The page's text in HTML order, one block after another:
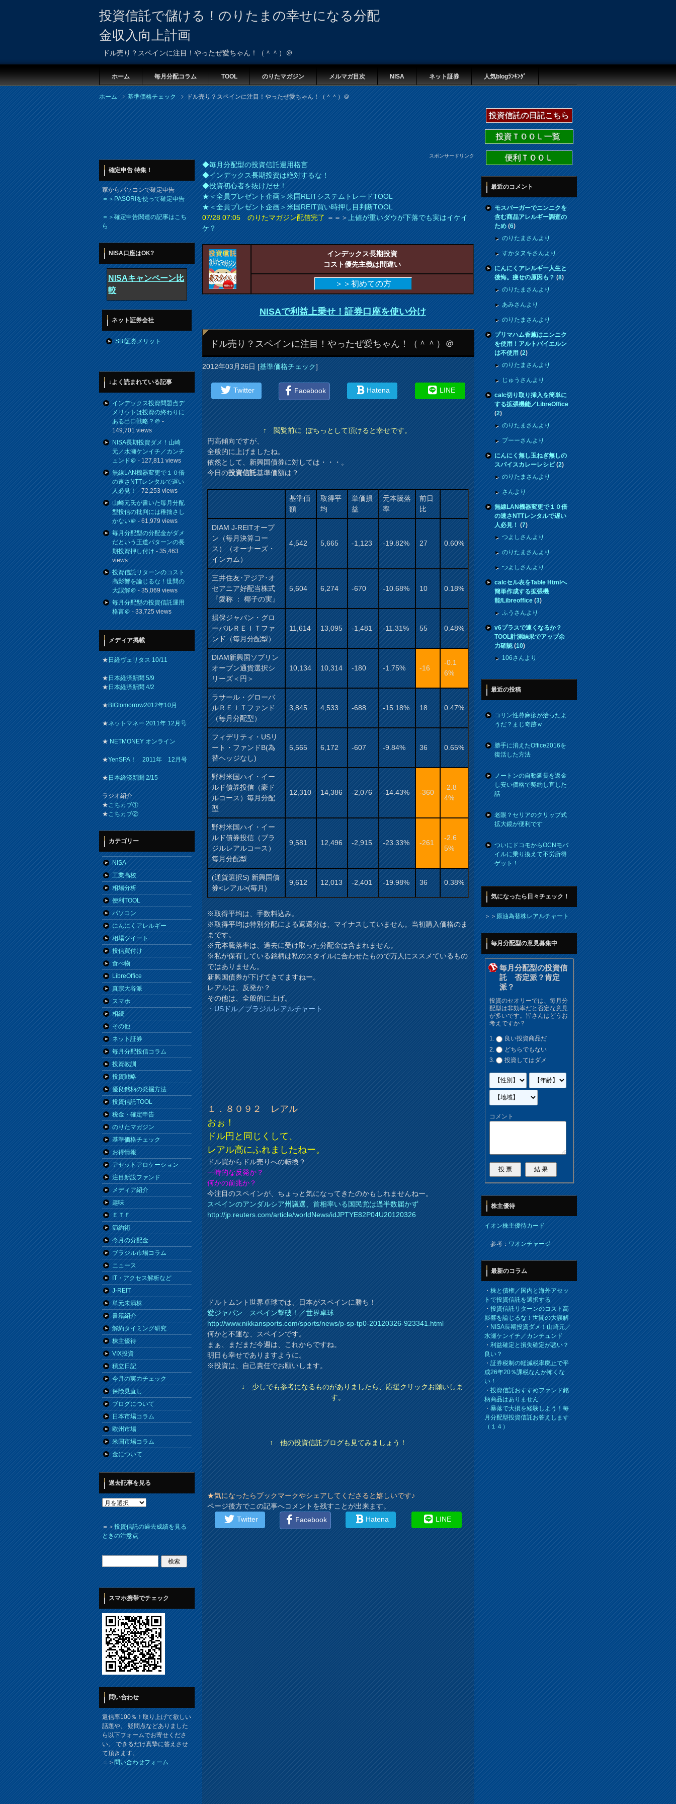
投資信託で儲ける！のりたまの幸せになる分配
金収入向上計画
ドル売り？スペインに注目！やったぜ愛ちゃん！（＾＾）＠
ホーム 毎月分配コラム TOOL のりたマガジン メルマガ目次 NISA ネット証券 人気blogﾗﾝｷﾝｸﾞ
ホーム 基準価格チェック ドル売り？スペインに注目！やったぜ愛ちゃん！（＾＾）＠
スポンサードリンク
◆毎月分配型の投資信託運用格言
◆インデックス長期投資は絶対するな！
◆投資初心者を抜けだせ！
★＜全員プレゼント企画＞米国REITシステムトレードTOOL
★＜全員プレゼント企画＞米国REIT買い時押し目判断TOOL
07/28 07:05 のりたマガジン配信完了＝＝＞上値が重いダウが下落でも実はイケイ
ケ？
インデックス長期投資
コスト優先主義は間違い
＞＞初めての方
NISAで利益上乗せ！証券口座を使い分け
ドル売り？スペインに注目！やったぜ愛ちゃん！（＾＾）＠
2012年03月26日[基準価格チェック]
Twitter Facebook Hatena LINE
↑ 閲覧前に ぽちっとして頂けると幸せです。
円高傾向ですが、
全般的に上げましたね。
依然として、新興国債券に対しては・・・。
今日の投資信託基準価額は？
基準価
額
取得平
均
単価損
益
元本騰落
率
前日
比
DIAM J-REITオープ
ン（毎月決算コー
ス）（オーナーズ・
インカム）
4,542 5,665 -1,123 -19.82% 27 0.60%
三井住友･アジア･オ
セアニア好配当株式
『愛称 ： 椰子の実』
5,604 6,274 -670 -10.68% 10 0.18%
損保ジャパン・グロ
ーバルＲＥＩＴファ
ンド（毎月分配型）
11,614 13,095 -1,481 -11.31% 55 0.48%
DIAM新興国ソブリン
オープン通貨選択シ
リーズ＜円＞
10,134 10,314 -180 -1.75% -16
-0.1
6%
ラサール・グローバ
ルＲＥＩＴファンド
（毎月分配型）
3,845 4,533 -688 -15.18% 18 0.47%
フィデリティ・USリ
ート・ファンドB(為
替ヘッジなし)
5,565 6,172 -607 -9.84% 36 0.65%
野村米国ハイ・イー
ルド債券投信（豪ド
ルコース）毎月分配
型
12,310 14,386 -2,076 -14.43% -360
-2.8
4%
野村米国ハイ・イー
ルド債券投信（ブラ
ジルレアルコース）
毎月分配型
9,581 12,496 -2,915 -23.33% -261
-2.6
5%
(通貨選択S) 新興国債
券<レアル>(毎月)
9,612 12,013 -2,401 -19.98% 36 0.38%
※取得平均は、手数料込み。
※取得平均は特別分配による返還分は、マイナスしていません。当初購入価格のま
まです。
※元本騰落率は、過去に受け取った分配金は含まれません。
※私が保有している銘柄は私のスタイルに合わせたもので万人にススメているもの
ではありません。
新興国債券が下げてきてますねー。
レアルは、反発か？
その他は、全般的に上げ。
・USドル／ブラジルレアルチャート
１．８０９２ レアル
おぉ！
ドル円と同じくして、
レアル高にふれましたねー。
ドル買からドル売りへの転換？
一時的な反発か？
何かの前兆か？
今注目のスペインが、ちょっと気になってきたのかもしれませんねー。
スペインのアンダルシア州議選、首相率いる国民党は過半数届かず
http://jp.reuters.com/article/worldNews/idJPTYE82P04U20120326
ドルトムント世界卓球では、日本がスペインに勝ち！
愛ジャパン スペイン撃破！／世界卓球
http://www.nikkansports.com/sports/news/p-sp-tp0-20120326-923341.html
何かと不運な、スペインです。
まぁ、まだまだ今週は、これからですね。
明日も幸せでありますように。
※投資は、自己責任でお願いします。
↓ 少しでも参考になるものがありましたら、応援クリックお願いしま
す。
↑ 他の投資信託ブログも見てみましょう！
★気になったらブックマークやシェアしてくださると嬉しいです♪
ページ後方でこの記事へコメントを残すことが出来ます。
Twitter
Facebook Hatena LINE
確定申告 特集！
家からパソコンで確定申告
＝＞PASORIを使って確定申告
＝＞確定申告関連の記事はこち
ら
NISA口座はOK?
NISAキャンペーン比
較
ネット証券会社
SBI証券メリット
↓よく読まれている記事
インデックス投資問題点デ
メリットは投資の終わりに
ある出口戦略？＠-
149,701 views
NISA長期投資ダメ！山崎
元／水瀬ケンイチ／カンチ
ュンド＠- 127,811 views
無線LAN機器変更で１０倍
の速さNTTレンタルで遅い
人必見！- 72,253 views
山崎元氏が書いた毎月分配
型投信の批判には稚拙さし
かない＠- 61,979 views
毎月分配型の分配金がダメ
だという王道パターンの長
期投資押し付け- 35,463
views
投資信託リターンのコスト
高影響を論じるな！世間の
大誤解＠- 35,069 views
毎月分配型の投資信託運用
格言＠- 33,725 views
メディア掲載
★日経ヴェリタス 10/11
★日本経済新聞 5/9
★日本経済新聞 4/2
★BIGtomorrow2012年10月
★ネットマネー 2011年 12月号
★NETMONEY オンライン
★YenSPA！ 2011年 12月号
★日本経済新聞 2/15
ラジオ紹介
★こちカブ①
★こちカブ②
カテゴリー
NISA
工業高校
相場分析
便利TOOL
パソコン
にんにくアレルギー
相場ツイート
投信買付け
食べ物
LibreOffice
真宗大谷派
スマホ
相続
その他
ネット証券
毎月分配投信コラム
投資教訓
投資戦略
優良銘柄の発掘方法
投資信託TOOL
税金・確定申告
のりたマガジン
基準価格チェック
お得情報
アセットアロケーション
注目新設ファンド
メディア紹介
趣味
ＥＴＦ
節約術
今月の分配金
ブラジル市場コラム
ニュース
IT・アクセス解析など
J-REIT
単元未満株
書籍紹介
解約タイミング研究
株主優待
VIX投資
積立日記
今月の実力チェック
保険見直し
ブログについて
日本市場コラム
欧州市場
米国市場コラム
金について
過去記事を見る
＝＞投資信託の過去成績を見る
ときの注意点
スマホ携帯でチェック
問い合わせ
返信率100％！取り上げて欲しい
話題や、 疑問点などありました
ら以下フォームでお寄せくださ
い。 できるだけ真摯に答えさせ
て頂きます。
＝＞問い合わせフォーム
投資信託の日記こちら
投資ＴＯＯＬ一覧
便利ＴＯＯＬ
最近のコメント
モスバーガーでニンニクを
含む商品アレルギー調査の
ため(6)
のりたまさんより
すかタヌキさんより
にんにくアレルギー人生と
後悔。痩せの原因も？(8)
のりたまさんより
あみさんより
のりたまさんより
プリマハム香薫はニンニク
を使用！アルトバイエルン
は不使用(2)
のりたまさんより
じゅうさんより
calc切り取り挿入を簡単に
する拡張機能／LibreOffice
(2)
のりたまさんより
プーーさんより
にんにく無し玉ねぎ無しの
スパイスカレーレシピ(2)
のりたまさんより
さんより
無線LAN機器変更で１０倍
の速さNTTレンタルで遅い
人必見！(7)
つよしさんより
のりたまさんより
つよしさんより
calcセル表をTable Htmlへ
簡単作成する拡張機
能/Libreoffice(3)
ふうさんより
v6プラスで速くなるか？
TOOL計測結果でアップ余
力確認(10)
106さんより
最近の投稿
コリン性蕁麻疹が治ったよ
うだ？まじ奇跡ｗ
勝手に消えたOffice2016を
復活した方法
ノートンの自動延長を返金
し安い価格で契約し直した
話
老眼？セリアのクリップ式
拡大鏡が便利です
ついにドコモからOCNモバ
イルに乗り換えて不労所得
ゲット！
気になったら日々チェック！
＞＞原油為替株レアルチャート
毎月分配型の意見募集中
毎月分配型の投資信
託 否定派？肯定
派？
投資のセオリーでは、毎月分
配型は非効率だと否定な意見
が多いです。皆さんはどうお
考えですか？
良い投資商品だ
どちらでもない
投資してはダメ
コメント
株主優待
イオン株主優待カード
参考：ワオンチャージ
最新のコラム
・株と債権／国内と海外アセッ
トで投資信託を選択する
・投資信託リターンのコスト高
影響を論じるな！世間の大誤解
・NISA長期投資ダメ！山崎元／
水瀬ケンイチ／カンチュンド
・利益確定と損失確定が悪い？
良い？
・証券税制の軽減税率廃止で平
成26年20％課税なんか怖くな
い！
・投資信託おすすめファンド銘
柄商品はありません
・暴落で大損を経験しよう！毎
月分配型投資信託お答えします
（１４）